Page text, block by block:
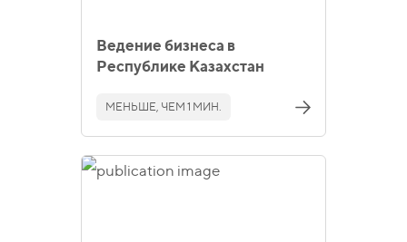
Ведение бизнеса в
Республике Казахстан
МЕНЬШЕ, ЧЕМ 1 МИН.